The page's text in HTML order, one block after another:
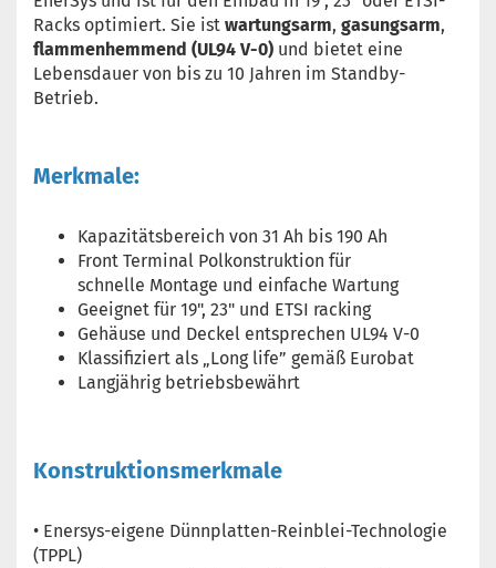
Racks optimiert. Sie ist wartungsarm, gasungsarm,
flammenhemmend (UL94 V-0) und bietet eine
Lebensdauer von bis zu 10 Jahren im Standby-
Betrieb.
Merkmale:
Kapazitätsbereich von 31 Ah bis 190 Ah
Front Terminal Polkonstruktion für
schnelle Montage und einfache Wartung
Geeignet für 19", 23" und ETSI racking
Gehäuse und Deckel entsprechen UL94 V-0
Klassifiziert als „Long life” gemäß Eurobat
Langjährig betriebsbewährt
Konstruktionsmerkmale
• Enersys-eigene Dünnplatten-Reinblei-Technologie
(TPPL)